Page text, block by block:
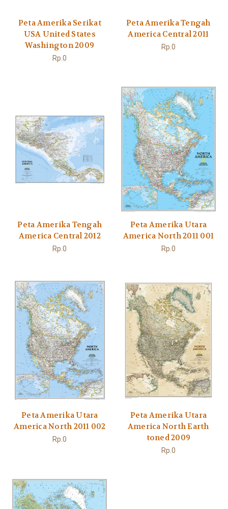
Peta Amerika Serikat
USA United States
Washington 2009
Rp.0
Peta Amerika Tengah
America Central 2011
Rp.0
Peta Amerika Tengah
America Central 2012
Rp.0
Peta Amerika Utara
America North 2011 001
Rp.0
Peta Amerika Utara
America North 2011 002
Rp.0
Peta Amerika Utara
America North Earth
toned 2009
Rp.0